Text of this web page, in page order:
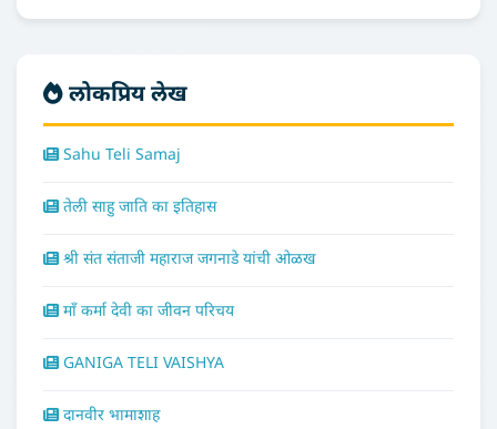
लोकप्रिय लेख
Sahu Teli Samaj
तेली साहु जाति का इतिहास
श्री संत संताजी महाराज जगनाडे यांची ओळख
माँ कर्मा देवी का जीवन परिचय
GANIGA TELI VAISHYA
दानवीर भामाशाह